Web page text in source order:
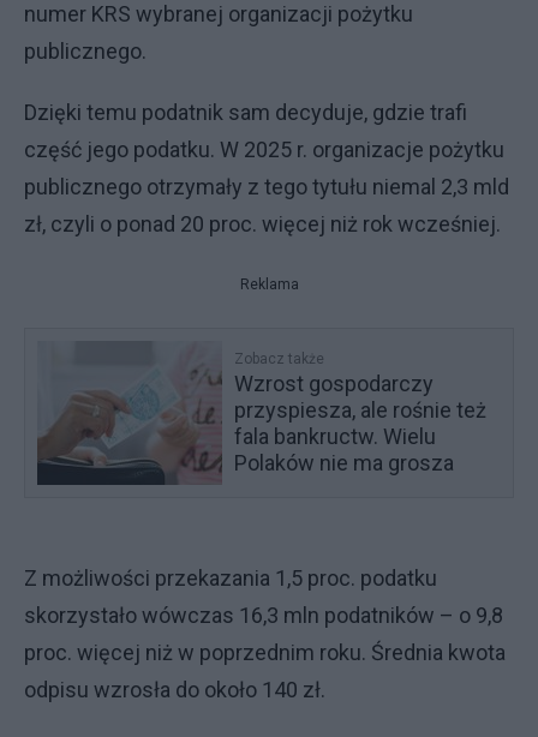
numer KRS wybranej organizacji pożytku
publicznego.
Dzięki temu podatnik sam decyduje, gdzie trafi
część jego podatku. W 2025 r. organizacje pożytku
publicznego otrzymały z tego tytułu niemal 2,3 mld
zł, czyli o ponad 20 proc. więcej niż rok wcześniej.
Reklama
Zobacz także
Wzrost gospodarczy
przyspiesza, ale rośnie też
fala bankructw. Wielu
Polaków nie ma grosza
Z możliwości przekazania 1,5 proc. podatku
skorzystało wówczas 16,3 mln podatników – o 9,8
proc. więcej niż w poprzednim roku. Średnia kwota
odpisu wzrosła do około 140 zł.